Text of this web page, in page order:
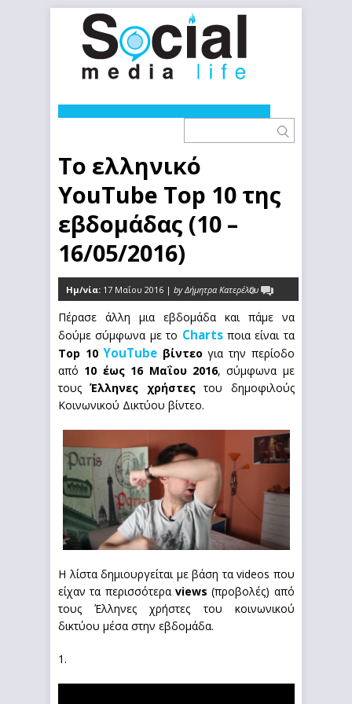
Το ελληνικό
YouTube Top 10 της
εβδομάδας (10 –
16/05/2016)
Ημ/νία: 17 Μαΐου 2016 | by Δήμητρα Κατερέλου
0
Πέρασε άλλη μια εβδομάδα και πάμε να
δούμε σύμφωνα με το Chartsποια είναι τα
Top 10YouTube βίντεο για την περίοδο
από 10 έως 16 Μαΐου2016, σύμφωνα με
τουςΈλληνες χρήστεςτου δημοφιλούς
Κοινωνικού Δικτύου βίντεο.
Η λίστα δημιουργείται με βάση τα videos που
είχαν τα περισσότεραviews (προβολές) από
τους Έλληνες χρήστες του κοινωνικού
δικτύου μέσα στην εβδομάδα.
1.